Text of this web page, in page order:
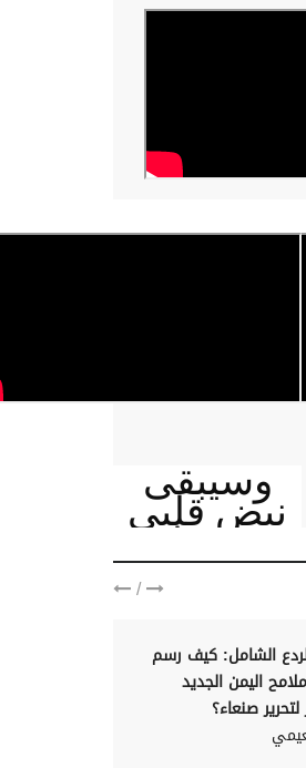
وسيبقى
نبض قلبي
يمنيا
/
الشامل: كيف رسم
اليمن الجديد
صنعاء؟